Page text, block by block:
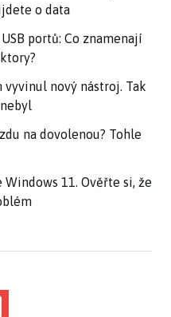
o data
portů: Co znamenají
vyvinul nový nástroj. Tak
na dovolenou? Tohle
11. Ověřte si, že